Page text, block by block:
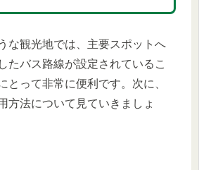
な観光地では、主要スポットへ
たバス路線が設定されているこ
とって非常に便利です。次に、
方法について見ていきましょ